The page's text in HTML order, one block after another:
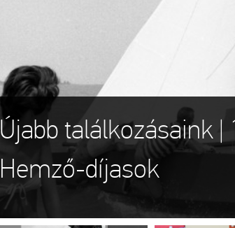
Újabb találkozásaink |
Hemző-díjasok